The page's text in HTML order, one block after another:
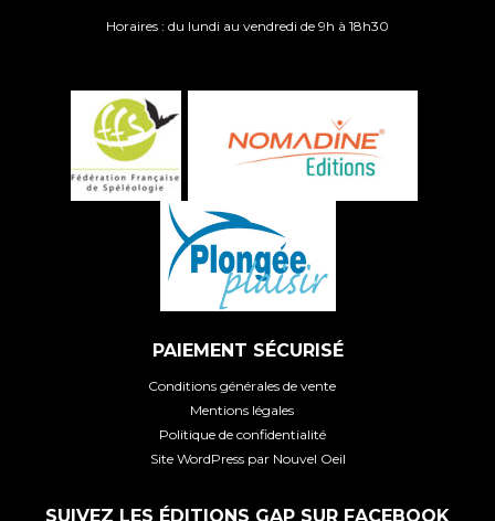
Horaires : du lundi au vendredi de 9h à 18h30
PAIEMENT SÉCURISÉ
Conditions générales de vente
Mentions légales
Politique de confidentialité
Site WordPress par Nouvel Oeil
SUIVEZ LES ÉDITIONS GAP SUR FACEBOOK